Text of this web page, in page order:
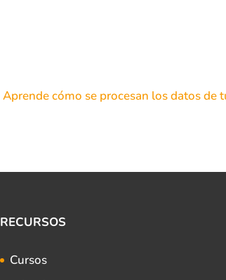
Aprende cómo se procesan los datos de
RECURSOS
Cursos